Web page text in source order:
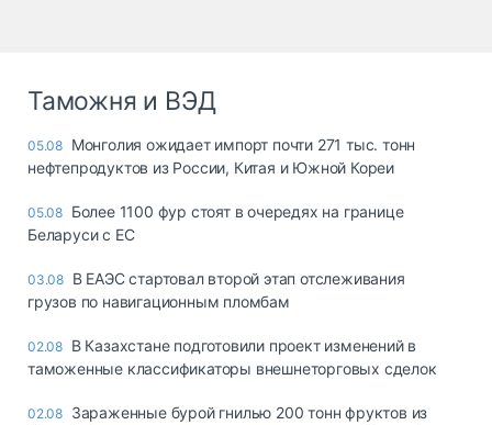
Таможня и ВЭД
05.08 Монголия ожидает импорт почти 271 тыс. тонн
нефтепродуктов из России, Китая и Южной Кореи
05.08 Более 1100 фур стоят в очередях на границе
Беларуси с ЕС
03.08 В ЕАЭС стартовал второй этап отслеживания
грузов по навигационным пломбам
02.08 В Казахстане подготовили проект изменений в
таможенные классификаторы внешнеторговых сделок
02.08 Зараженные бурой гнилью 200 тонн фруктов из